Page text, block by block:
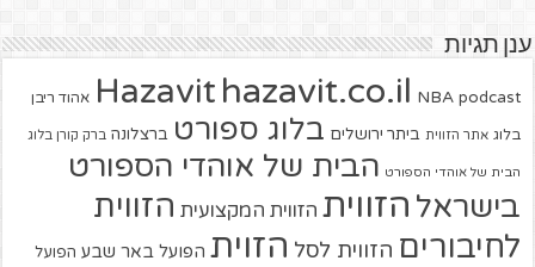
ענן תגיות
Hazavit hazavit.co.il NBA podcast אהוד ריבן
בלוג אתר הזווית ביתר ירושלים בלוג ספורט ברצלונה ברק קורן בלוג
הבית של אוהדי הספורט הבית של אוהדי הספורט
בישראל הזווית הזווית המקצועית הזווית
לחיבורים הזווית לסל הזוית הפועל באר שבע הפועל